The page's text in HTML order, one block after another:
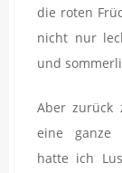
die roten
nicht nur
und
Aber zurück
eine ganze
hatte ich